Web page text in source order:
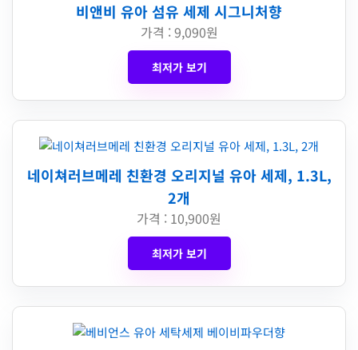
비앤비 유아 섬유 세제 시그니처향
가격 : 9,090원
최저가 보기
네이쳐러브메레 친환경 오리지널 유아 세제, 1.3L,
2개
가격 : 10,900원
최저가 보기